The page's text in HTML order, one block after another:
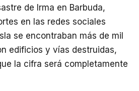
de Irma en Barbuda,
en las redes sociales
se encontraban más de mil
edificios y vías destruidas,
la cifra será completamente